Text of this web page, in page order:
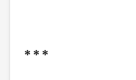
* * *